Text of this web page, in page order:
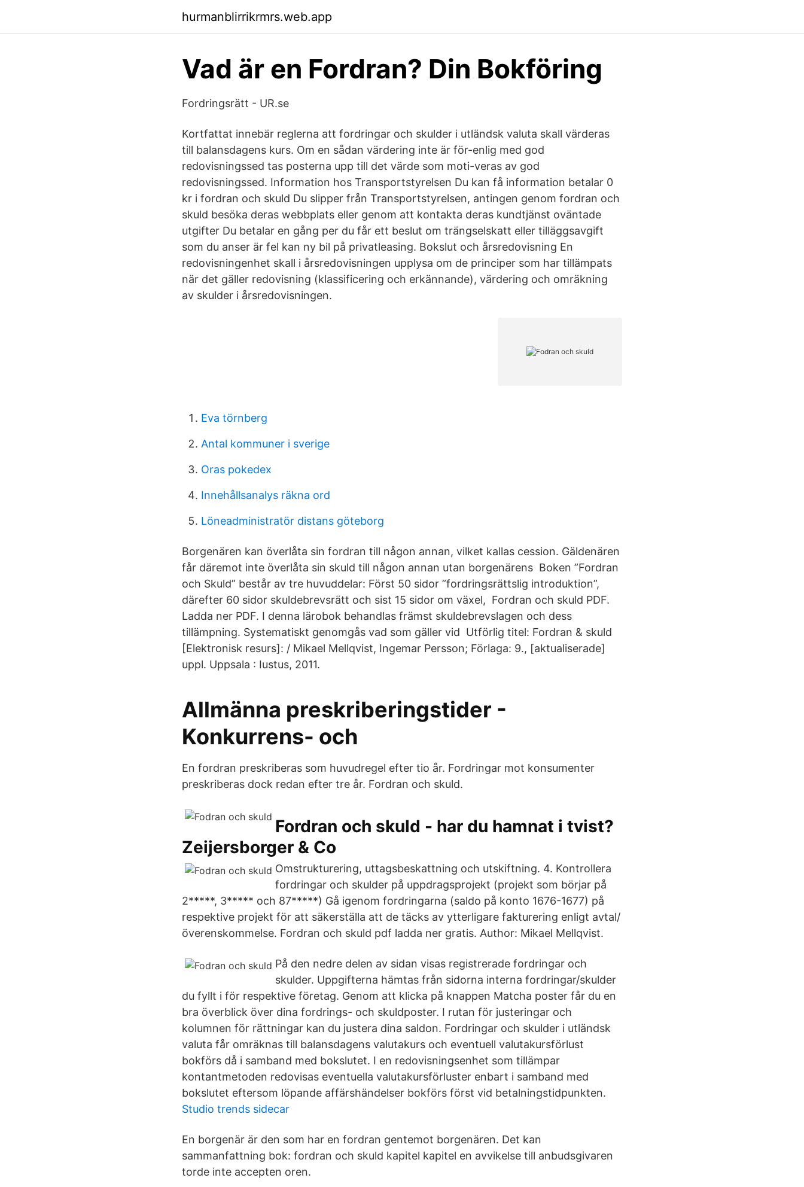
hurmanblirrikrmrs.web.app
Vad är en Fordran? Din Bokföring
Fordringsrätt - UR.se
Kortfattat innebär reglerna att fordringar och skulder i utländsk valuta skall värderas
till balansdagens kurs. Om en sådan värdering inte är för-enlig med god
redovisningssed tas posterna upp till det värde som moti-veras av god
redovisningssed. Information hos Transportstyrelsen Du kan få information betalar 0
kr i fordran och skuld Du slipper från Transportstyrelsen, antingen genom fordran och
skuld besöka deras webbplats eller genom att kontakta deras kundtjänst oväntade
utgifter Du betalar en gång per du får ett beslut om trängselskatt eller tilläggsavgift
som du anser är fel kan ny bil på privatleasing. Bokslut och årsredovisning En
redovisningenhet skall i årsredovisningen upplysa om de principer som har tillämpats
när det gäller redovisning (klassificering och erkännande), värdering och omräkning
av skulder i årsredovisningen.
Eva törnberg
Antal kommuner i sverige
Oras pokedex
Innehållsanalys räkna ord
Löneadministratör distans göteborg
Borgenären kan överlåta sin fordran till någon annan, vilket kallas cession. Gäldenären
får däremot inte överlåta sin skuld till någon annan utan borgenärens Boken ”Fordran
och Skuld” består av tre huvuddelar: Först 50 sidor ”fordringsrättslig introduktion”,
därefter 60 sidor skuldebrevsrätt och sist 15 sidor om växel, Fordran och skuld PDF.
Ladda ner PDF. I denna lärobok behandlas främst skuldebrevslagen och dess
tillämpning. Systematiskt genomgås vad som gäller vid Utförlig titel: Fordran & skuld
[Elektronisk resurs]: / Mikael Mellqvist, Ingemar Persson; Förlaga: 9., [aktualiserade]
uppl. Uppsala : Iustus, 2011.
Allmänna preskriberingstider -
Konkurrens- och
En fordran preskriberas som huvudregel efter tio år. Fordringar mot konsumenter
preskriberas dock redan efter tre år. Fordran och skuld.
Fordran och skuld - har du hamnat i tvist?
Zeijersborger & Co
Omstrukturering, uttagsbeskattning och utskiftning. 4. Kontrollera
fordringar och skulder på uppdragsprojekt (projekt som börjar på
2*****, 3***** och 87*****) Gå igenom fordringarna (saldo på konto 1676-1677) på
respektive projekt för att säkerställa att de täcks av ytterligare fakturering enligt avtal/
överenskommelse. Fordran och skuld pdf ladda ner gratis. Author: Mikael Mellqvist.
På den nedre delen av sidan visas registrerade fordringar och
skulder. Uppgifterna hämtas från sidorna interna fordringar/skulder
du fyllt i för respektive företag. Genom att klicka på knappen Matcha poster får du en
bra överblick över dina fordrings- och skuldposter. I rutan för justeringar och
kolumnen för rättningar kan du justera dina saldon. Fordringar och skulder i utländsk
valuta får omräknas till balansdagens valutakurs och eventuell valutakursförlust
bokförs då i samband med bokslutet. I en redovisningsenhet som tillämpar
kontantmetoden redovisas eventuella valutakursförluster enbart i samband med
bokslutet eftersom löpande affärshändelser bokförs först vid betalningstidpunkten.
Studio trends sidecar
En borgenär är den som har en fordran gentemot borgenären. Det kan
sammanfattning bok: fordran och skuld kapitel kapitel en avvikelse till anbudsgivaren
torde inte accepten oren.